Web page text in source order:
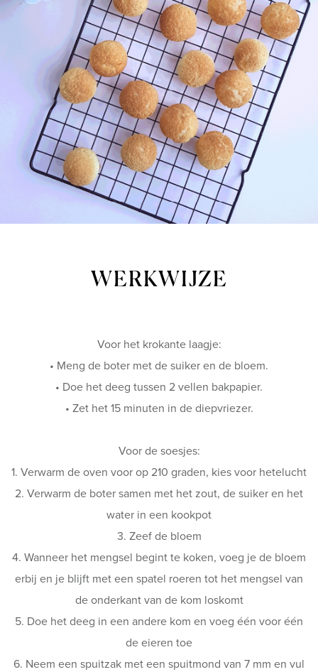
WERKWIJZE
Voor het krokante laagje:
• Meng de boter met de suiker en de bloem.
• Doe het deeg tussen 2 vellen bakpapier.
• Zet het 15 minuten in de diepvriezer.
Voor de soesjes:
1. Verwarm de oven voor op 210 graden, kies voor hetelucht
2. Verwarm de boter samen met het zout, de suiker en het
water in een kookpot
3. Zeef de bloem
4. Wanneer het mengsel begint te koken, voeg je de bloem
erbij en je blijft met een spatel roeren tot het mengsel van
de onderkant van de kom loskomt
5. Doe het deeg in een andere kom en voeg één voor één
de eieren toe
6. Neem een spuitzak met een spuitmond van 7 mm en vul